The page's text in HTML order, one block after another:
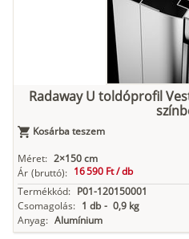
Radaway U toldóprofil
Kosárba teszem
Méret: 2×150 cm
Ár (bruttó): 16 590 Ft /db
Termékkód: P01-120150001
Csomagolás: 1 db - 0,9 kg
Anyag: Alumínium